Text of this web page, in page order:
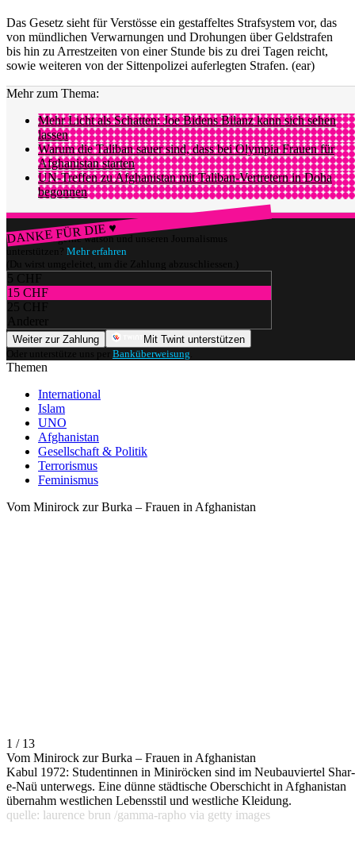
Das Gesetz sieht für Verstösse ein gestaffeltes Strafsystem vor, das
von mündlichen Verwarnungen und Drohungen über Geldstrafen
bis hin zu Arrestzeiten von einer Stunde bis zu drei Tagen reicht,
sowie weiteren von der Sittenpolizei auferlegten Strafen. (ear)
Mehr zum Thema:
Mehr Licht als Schatten: Joe Bidens Bilanz kann sich sehen
lassen
Warum die Taliban sauer sind, dass bei Olympia Frauen für
Afghanistan starten
UN-Treffen zu Afghanistan mit Taliban-Vertretern in Doha
begonnen
DANKE FÜR DIE ♥
Würdest du gerne watson und unseren Journalismus
unterstützen? Mehr erfahren
(Du wirst umgeleitet, um die Zahlung abzuschliessen.)
5 CHF
15 CHF
25 CHF
Anderer
Weiter zur Zahlung
Mit Twint unterstützen
Oder unterstütze uns per Banküberweisung
Themen
International
Islam
UNO
Afghanistan
Gesellschaft & Politik
Terrorismus
Feminismus
Vom Minirock zur Burka – Frauen in Afghanistan
1 / 13
Vom Minirock zur Burka – Frauen in Afghanistan
Kabul 1972: Studentinnen in Miniröcken sind im Neubauviertel Shar-
e-Naü unterwegs. Eine dünne städtische Oberschicht in Afghanistan
übernahm westlichen Lebensstil und westliche Kleidung.
quelle: laurence brun /gamma-rapho via getty images